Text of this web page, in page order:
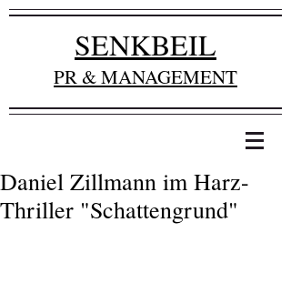
SENKBEIL
PR & MANAGEMENT
Daniel Zillmann im Harz-
Thriller "Schattengrund"